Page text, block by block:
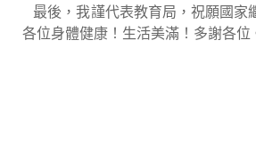
最後，我謹代表教育局，祝願國家
各位身體健康！生活美滿！多謝各位